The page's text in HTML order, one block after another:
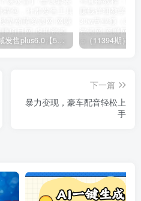
私域发售plus6.0【5月份线下课录音】/全域套装sop流程包，社群发售工具套装模型
下一篇
暴力变现，豪车配音轻松上
手